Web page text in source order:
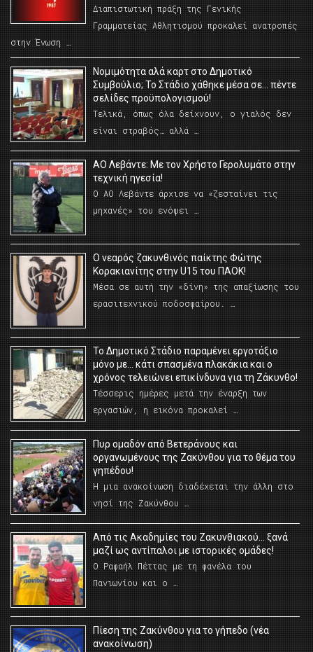
Διαπιστωτική πράξη της Γενικής
Γραμματείας Αθλητισμού προκαλεί ανατροπές
στην Ένωση …
Νομιμότητα αλά καρτ στο Δημοτικό
Συμβούλιο; Το Στάδιο χάθηκε μέσα σε… πέντε
σελίδες προϋπολογισμού!
Τελικά, όπως όλα δείχνουν, ο γιαλός δεν
είναι στραβός… αλλά …
ΑΟ Λεβάντε: Με τον Χρήστο Γερολυμάτο στην
τεχνική ηγεσία!
Ο ΑΟ Λεβάντε άρχισε να «ζεσταίνει τις
μηχανές» του ενόψει …
O νεαρός ζακυνθινός παίκτης Φώτης
Κορακιανίτης στην U15 του ΠΑΟΚ!
Μέσα σε αυτή την «δίνη» της απαξίωσης του
ερασιτεχνικού ποδοσφαίρου. …
Το Δημοτικό Στάδιο παραμένει εργοτάξιο
μόνο με… κάτι σπασμένα πλακάκια και ο
χρόνος τελειώνει επικίνδυνα για τη Ζάκυνθο!
Τέσσερις ημέρες μετά την έναρξη των
εργασιών, η εικόνα προκαλεί …
Πυρ ομαδόν από Βετεράνους και
οργανωμένους της Ζακύνθου για το θέμα του
γηπέδου!
Η μια ανακοίνωση διαδέχεται την άλλη στο
νησί της Ζακύνθου …
Από τις Ακαδημίες του Ζακυνθιακού… ξανά
μαζί ως αντίπαλοι με ιστορικές ομάδες!
Ο Ραφαήλ Πέττας με τη φανέλα του
Πανιωνίου και ο …
Πίεση της Ζακύνθου για το γήπεδο (νέα
ανακοίνωση)